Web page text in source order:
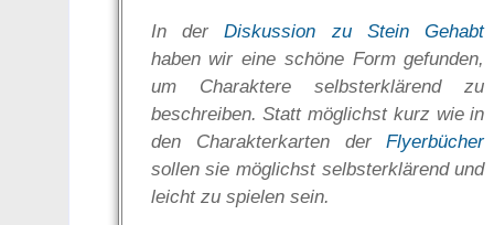
In derDiskussion zu Stein Gehabt
haben wir eine schöne Form gefunden,
um Charaktere selbsterklärend zu
beschreiben. Statt möglichst kurz wie in
den Charakterkarten derFlyerbücher
sollen sie möglichst selbsterklärend und
leicht zu spielen sein.